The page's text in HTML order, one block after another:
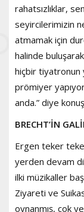
rahatsızlıklar,
seyircilerimizin ne
atmamak için
halinde
hiçbir tiyatronun
prömiyer
anda.” diye
BRECHT’İN
Ergen teker teker
yerden devam
ilki müzikaller
Ziyareti ve
oynanmış, çok